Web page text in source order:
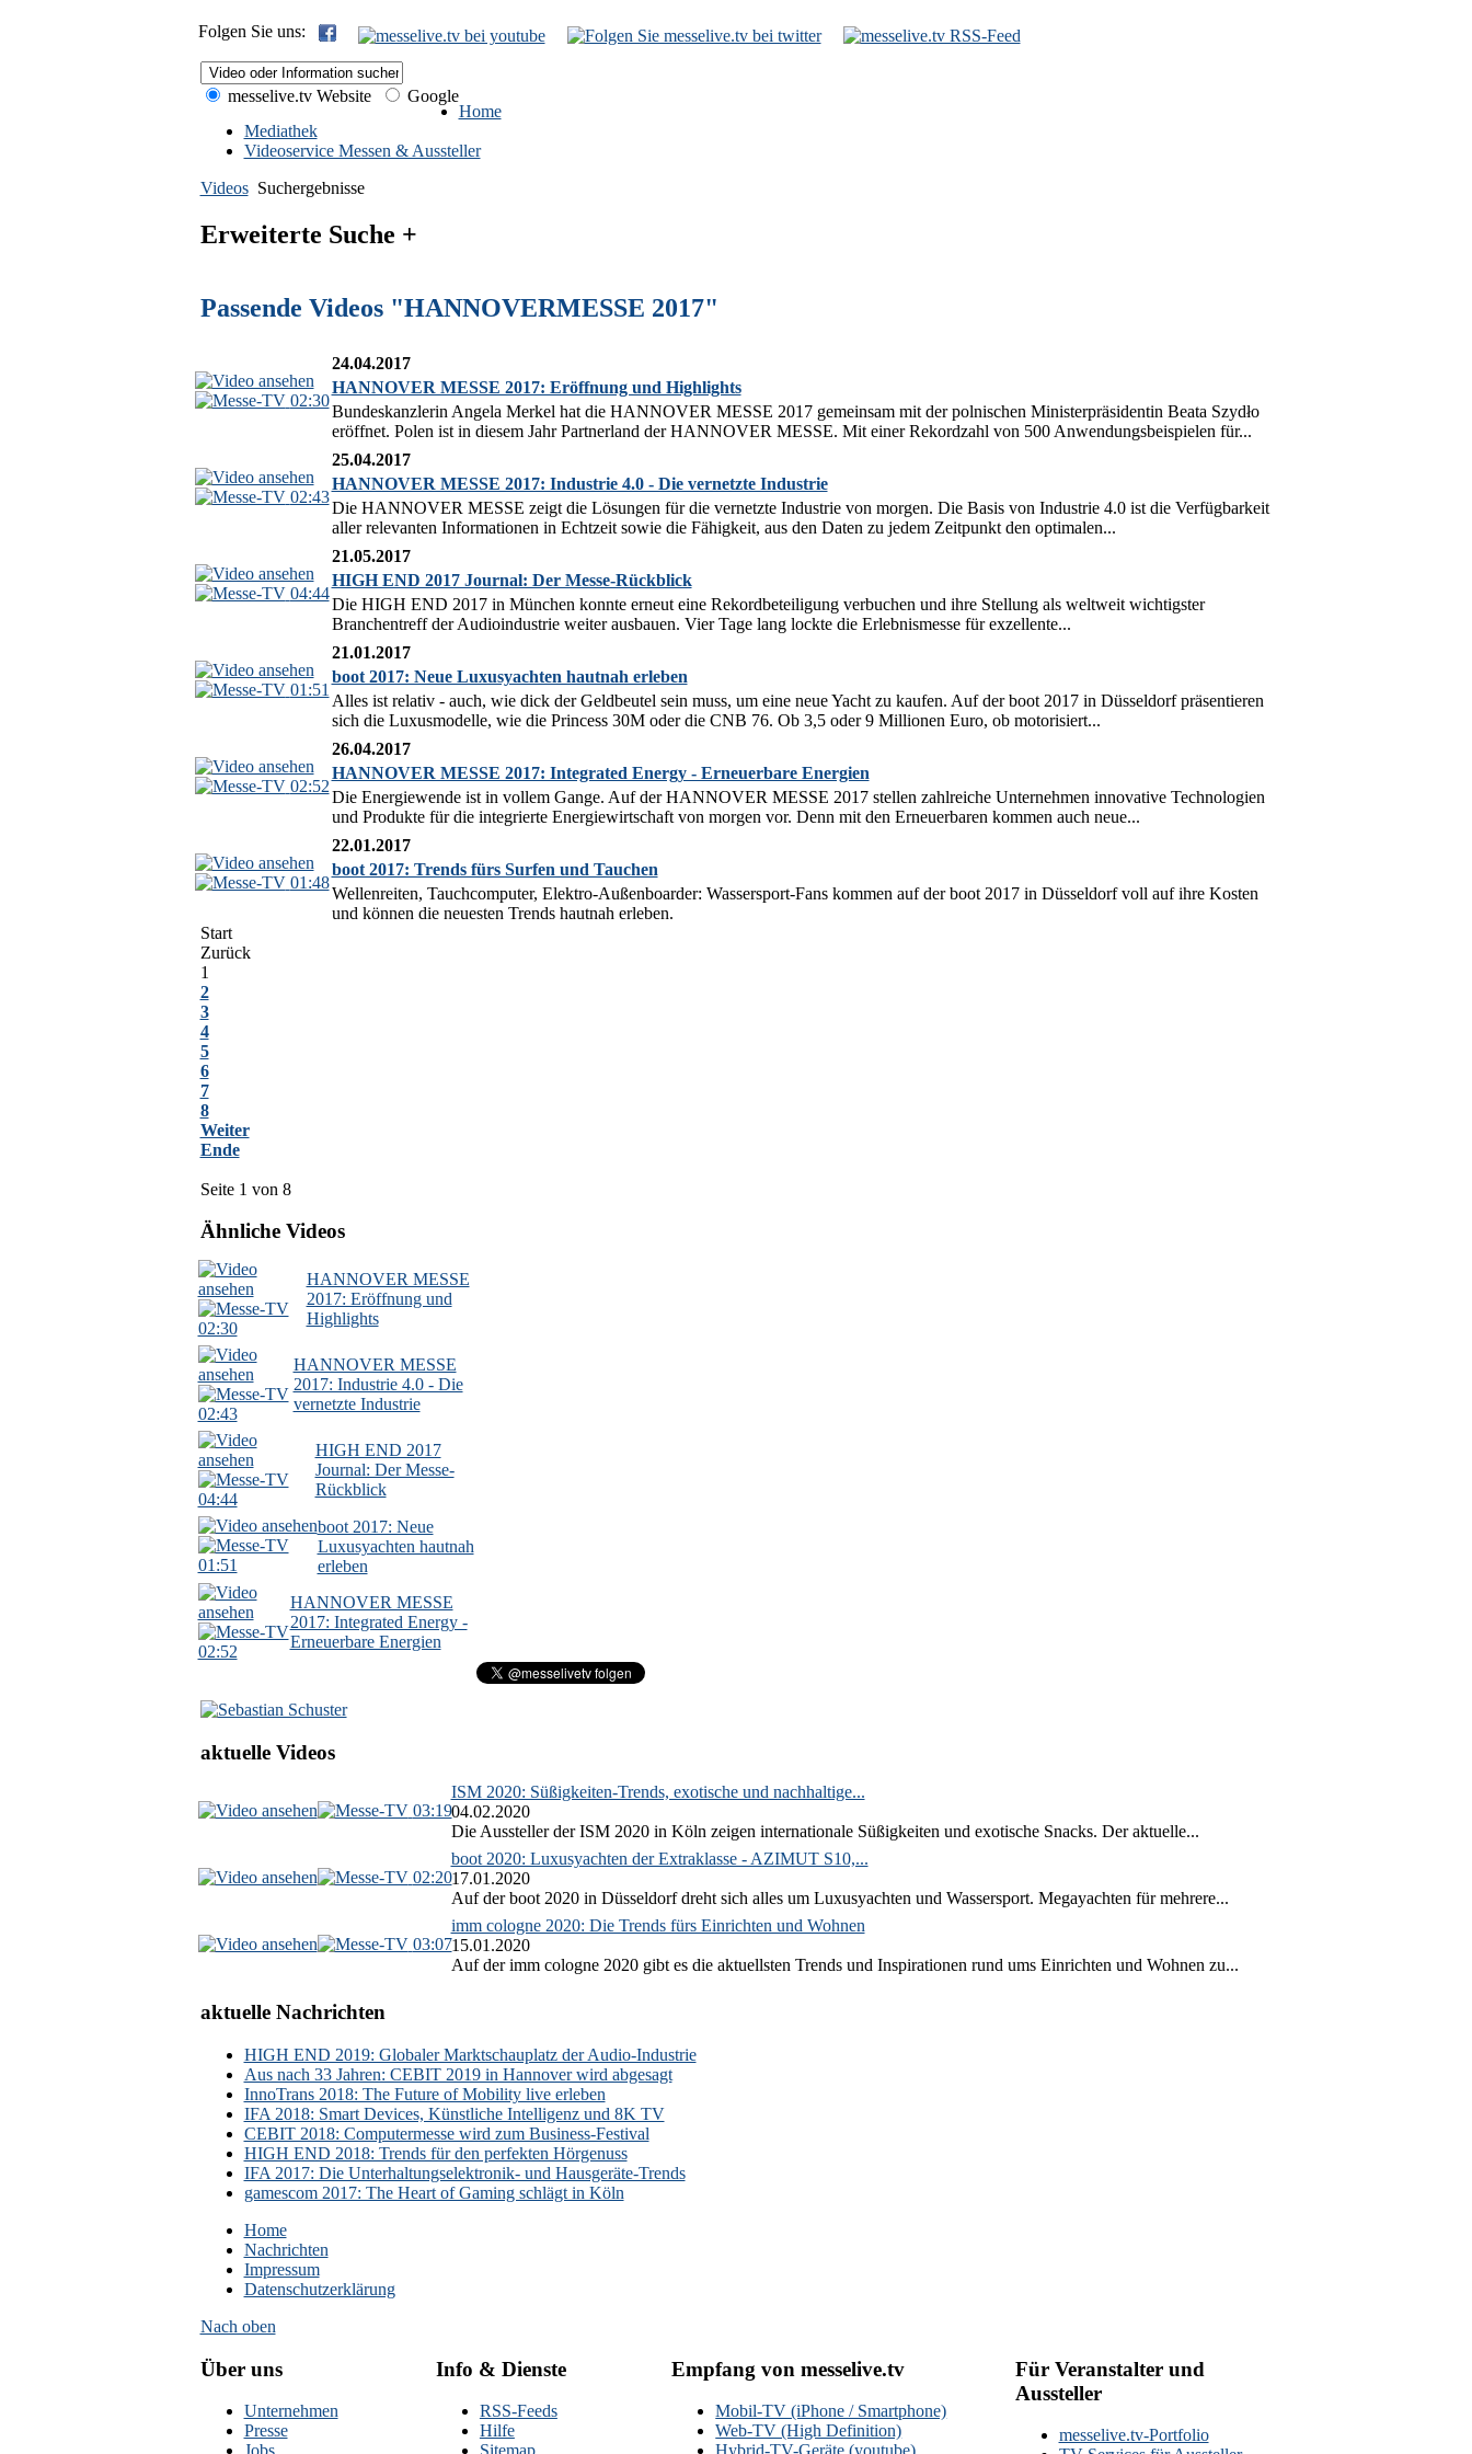
Folgen Sie uns:
messelive.tv Website
Google
Home
Mediathek
Videoservice Messen & Aussteller
Videos Suchergebnisse
Erweiterte Suche +
Passende Videos "HANNOVERMESSE 2017"
02:30
24.04.2017
HANNOVER MESSE 2017: Eröffnung und Highlights
Bundeskanzlerin Angela Merkel hat die HANNOVER MESSE 2017 gemeinsam mit der polnischen Ministerpräsidentin Beata Szydło
eröffnet. Polen ist in diesem Jahr Partnerland der HANNOVER MESSE. Mit einer Rekordzahl von 500 Anwendungsbeispielen für...
02:43
25.04.2017
HANNOVER MESSE 2017: Industrie 4.0 - Die vernetzte Industrie
Die HANNOVER MESSE zeigt die Lösungen für die vernetzte Industrie von morgen. Die Basis von Industrie 4.0 ist die Verfügbarkeit
aller relevanten Informationen in Echtzeit sowie die Fähigkeit, aus den Daten zu jedem Zeitpunkt den optimalen...
04:44
21.05.2017
HIGH END 2017 Journal: Der Messe-Rückblick
Die HIGH END 2017 in München konnte erneut eine Rekordbeteiligung verbuchen und ihre Stellung als weltweit wichtigster
Branchentreff der Audioindustrie weiter ausbauen. Vier Tage lang lockte die Erlebnismesse für exzellente...
01:51
21.01.2017
boot 2017: Neue Luxusyachten hautnah erleben
Alles ist relativ - auch, wie dick der Geldbeutel sein muss, um eine neue Yacht zu kaufen. Auf der boot 2017 in Düsseldorf präsentieren
sich die Luxusmodelle, wie die Princess 30M oder die CNB 76. Ob 3,5 oder 9 Millionen Euro, ob motorisiert...
02:52
26.04.2017
HANNOVER MESSE 2017: Integrated Energy - Erneuerbare Energien
Die Energiewende ist in vollem Gange. Auf der HANNOVER MESSE 2017 stellen zahlreiche Unternehmen innovative Technologien
und Produkte für die integrierte Energiewirtschaft von morgen vor. Denn mit den Erneuerbaren kommen auch neue...
01:48
22.01.2017
boot 2017: Trends fürs Surfen und Tauchen
Wellenreiten, Tauchcomputer, Elektro-Außenboarder: Wassersport-Fans kommen auf der boot 2017 in Düsseldorf voll auf ihre Kosten
und können die neuesten Trends hautnah erleben.
Start
Zurück
1
2
3
4
5
6
7
8
Weiter
Ende
Seite 1 von 8
Ähnliche Videos
02:30
HANNOVER MESSE
2017: Eröffnung und
Highlights
02:43
HANNOVER MESSE
2017: Industrie 4.0 - Die
vernetzte Industrie
04:44
HIGH END 2017
Journal: Der Messe-
Rückblick
01:51
boot 2017: Neue
Luxusyachten hautnah
erleben
02:52
HANNOVER MESSE
2017: Integrated Energy -
Erneuerbare Energien
aktuelle Videos
03:19
ISM 2020: Süßigkeiten-Trends, exotische und nachhaltige...
04.02.2020
Die Aussteller der ISM 2020 in Köln zeigen internationale Süßigkeiten und exotische Snacks. Der aktuelle...
02:20
boot 2020: Luxusyachten der Extraklasse - AZIMUT S10,...
17.01.2020
Auf der boot 2020 in Düsseldorf dreht sich alles um Luxusyachten und Wassersport. Megayachten für mehrere...
03:07
imm cologne 2020: Die Trends fürs Einrichten und Wohnen
15.01.2020
Auf der imm cologne 2020 gibt es die aktuellsten Trends und Inspirationen rund ums Einrichten und Wohnen zu...
aktuelle Nachrichten
HIGH END 2019: Globaler Marktschauplatz der Audio-Industrie
Aus nach 33 Jahren: CEBIT 2019 in Hannover wird abgesagt
InnoTrans 2018: The Future of Mobility live erleben
IFA 2018: Smart Devices, Künstliche Intelligenz und 8K TV
CEBIT 2018: Computermesse wird zum Business-Festival
HIGH END 2018: Trends für den perfekten Hörgenuss
IFA 2017: Die Unterhaltungselektronik- und Hausgeräte-Trends
gamescom 2017: The Heart of Gaming schlägt in Köln
Home
Nachrichten
Impressum
Datenschutzerklärung
Nach oben
Über uns
Unternehmen
Presse
Info & Dienste
RSS-Feeds
Hilfe
Empfang von messelive.tv
Mobil-TV (iPhone / Smartphone)
Web-TV (High Definition)
Für Veranstalter und
Aussteller
messelive.tv-Portfolio